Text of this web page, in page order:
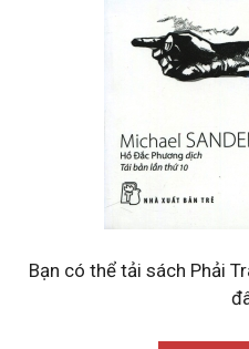
Bạn có thể tải sách Phải